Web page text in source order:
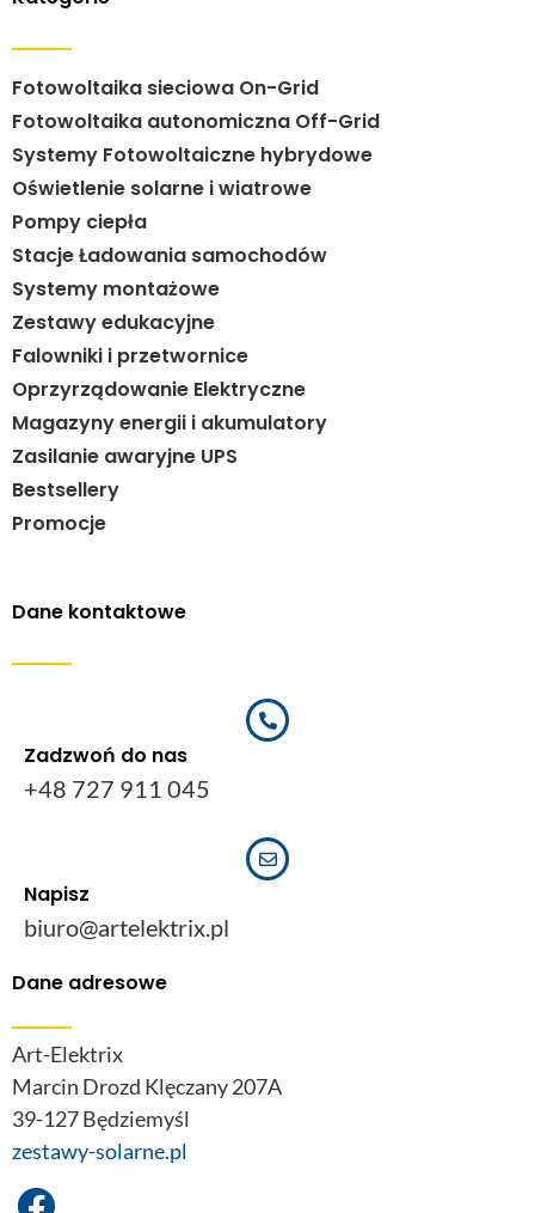
Fotowoltaika sieciowa On-Grid
Fotowoltaika autonomiczna Off-Grid
Systemy Fotowoltaiczne hybrydowe
Oświetlenie solarne i wiatrowe
Pompy ciepła
Stacje Ładowania samochodów
Systemy montażowe
Zestawy edukacyjne
Falowniki i przetwornice
Oprzyrządowanie Elektryczne
Magazyny energii i akumulatory
Zasilanie awaryjne UPS
Bestsellery
Promocje
Dane kontaktowe
Zadzwoń do nas
+48 727 911 045
Napisz
biuro@artelektrix.pl
Dane adresowe
Art-Elektrix
Marcin Drozd Klęczany 207A
39-127 Będziemyśl
zestawy-solarne.pl